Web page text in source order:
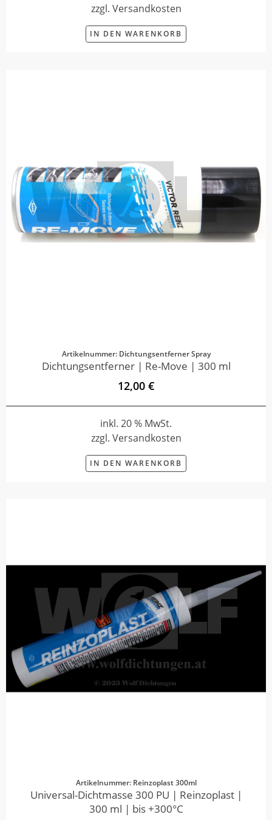
zzgl. Versandkosten
IN DEN WARENKORB
Artikelnummer: Dichtungsentferner Spray
Dichtungsentferner | Re-Move | 300 ml
12,00 €
inkl. 20 % MwSt.
zzgl. Versandkosten
IN DEN WARENKORB
Artikelnummer: Reinzoplast 300ml
Universal-Dichtmasse 300 PU | Reinzoplast |
300 ml | bis +300°C